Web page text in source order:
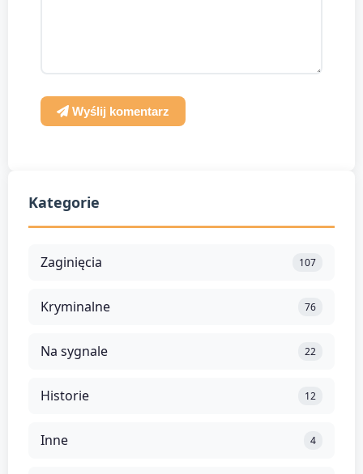
Wyślij komentarz
Kategorie
Zaginięcia 107
Kryminalne 76
Na sygnale 22
Historie 12
Inne 4